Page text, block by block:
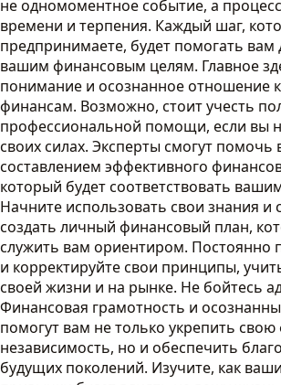
не одномоментное событие, а
времени и терпения. Каждый шаг,
предпринимаете, будет помогать вам
вашим финансовым целям. Главное
понимание и осознанное отношение
финансам. Возможно, стоит учесть
профессиональной помощи, если вы
своих силах. Эксперты смогут помочь
составлением эффективного
который будет соответствовать
Начните использовать свои знания и
создать личный финансовый план,
служить вам ориентиром. Постоянно
и корректируйте свои принципы,
своей жизни и на рынке. Не бойтесь
Финансовая грамотность и
помогут вам не только укрепить
независимость, но и обеспечить
будущих поколений. Изучите, как